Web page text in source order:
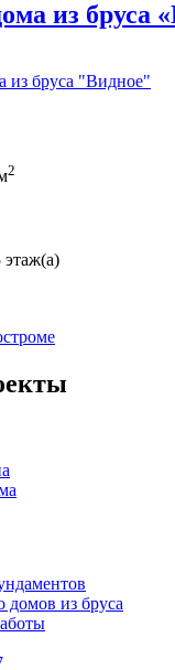
из бруса
2
этаж(а)
домов из бруса